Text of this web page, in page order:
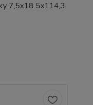
7,5x18 5x114,3